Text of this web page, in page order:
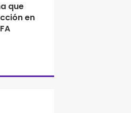
que
en